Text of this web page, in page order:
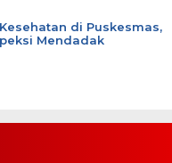
di Puskesmas,
Mendadak